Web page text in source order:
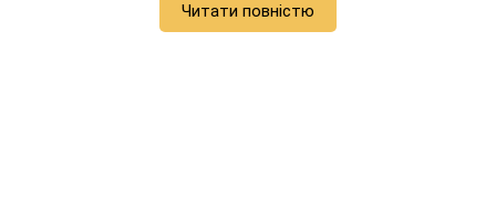
Читати повністю